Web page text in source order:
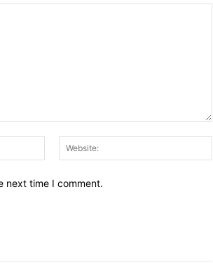
Email:*
next time I comment.